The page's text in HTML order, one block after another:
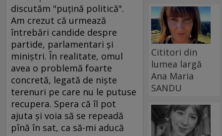
discutăm "puţină politică".
Am crezut că urmează
întrebări candide despre
partide, parlamentari şi
miniştri. În realitate, omul
avea o problemă foarte
concretă, legată de nişte
terenuri pe care nu le putuse
recupera. Spera că îl pot
ajuta şi voia să se repeadă
pînă în sat, ca să-mi aducă
Cititori din
lumea largă
Ana Maria
SANDU